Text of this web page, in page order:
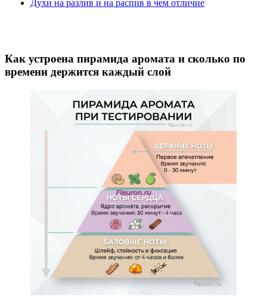
Духи на разлив и на распив в чем отличие
Как устроена пирамида аромата и сколько по
времени держится каждый слой